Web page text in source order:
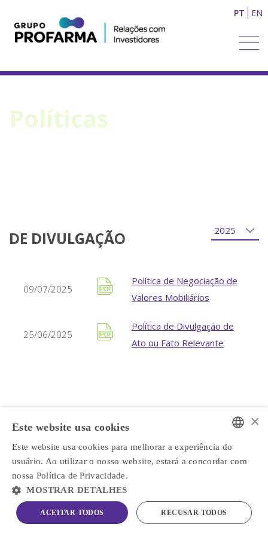
PT EN
Políticas
DE DIVULGAÇÃO
09/07/2025
Política de Negociação de
Valores Mobiliários
25/06/2025
Política de Divulgação de
Ato ou Fato Relevante
PFRM3R$ 7,09 1,14% IBOV177.726 -0,09%
PORTUGUESE
×
Este website usa cookies
Este website usa cookies para melhorar a experiência do
usuário. Ao utilizar o nosso website, estará a concordar com
nossa Política de Privacidade.
MOSTRAR DETALHES
ACEITAR TODOS RECUSAR TODOS